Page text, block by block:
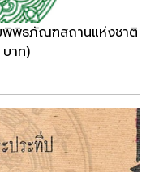
พิพิธภัณฑสถานแห่งชาติ
าท)